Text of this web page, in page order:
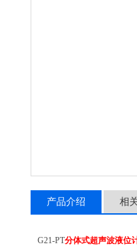
产品介绍 相
G21-PT分体式超声波液位